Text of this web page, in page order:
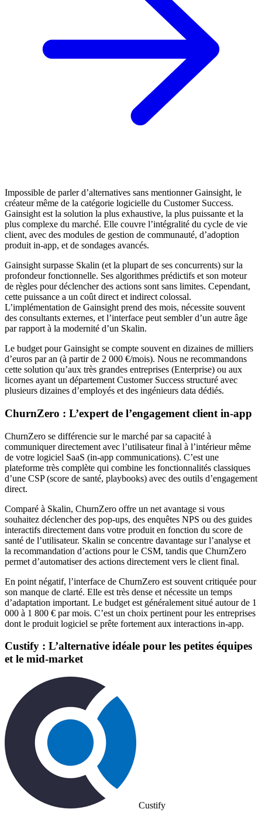
Impossible de parler d’alternatives sans mentionner Gainsight, le
créateur même de la catégorie logicielle du Customer Success.
Gainsight est la solution la plus exhaustive, la plus puissante et la
plus complexe du marché. Elle couvre l’intégralité du cycle de vie
client, avec des modules de gestion de communauté, d’adoption
produit in-app, et de sondages avancés.
Gainsight surpasse Skalin (et la plupart de ses concurrents) sur la
profondeur fonctionnelle. Ses algorithmes prédictifs et son moteur
de règles pour déclencher des actions sont sans limites. Cependant,
cette puissance a un coût direct et indirect colossal.
L’implémentation de Gainsight prend des mois, nécessite souvent
des consultants externes, et l’interface peut sembler d’un autre âge
par rapport à la modernité d’un Skalin.
Le budget pour Gainsight se compte souvent en dizaines de milliers
d’euros par an (à partir de 2 000 €/mois). Nous ne recommandons
cette solution qu’aux très grandes entreprises (Enterprise) ou aux
licornes ayant un département Customer Success structuré avec
plusieurs dizaines d’employés et des ingénieurs data dédiés.
ChurnZero : L’expert de l’engagement client in-app
ChurnZero se différencie sur le marché par sa capacité à
communiquer directement avec l’utilisateur final à l’intérieur même
de votre logiciel SaaS (in-app communications). C’est une
plateforme très complète qui combine les fonctionnalités classiques
d’une CSP (score de santé, playbooks) avec des outils d’engagement
direct.
Comparé à Skalin, ChurnZero offre un net avantage si vous
souhaitez déclencher des pop-ups, des enquêtes NPS ou des guides
interactifs directement dans votre produit en fonction du score de
santé de l’utilisateur. Skalin se concentre davantage sur l’analyse et
la recommandation d’actions pour le CSM, tandis que ChurnZero
permet d’automatiser des actions directement vers le client final.
En point négatif, l’interface de ChurnZero est souvent critiquée pour
son manque de clarté. Elle est très dense et nécessite un temps
d’adaptation important. Le budget est généralement situé autour de 1
000 à 1 800 € par mois. C’est un choix pertinent pour les entreprises
dont le produit logiciel se prête fortement aux interactions in-app.
Custify : L’alternative idéale pour les petites équipes
et le mid-market
Custify